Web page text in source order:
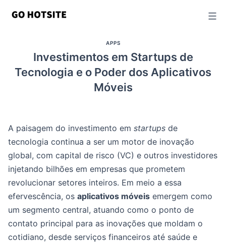
conteúdo
APPS
Investimentos em Startups de
Tecnologia e o Poder dos Aplicativos
Móveis
A paisagem do investimento em startups de
tecnologia continua a ser um motor de inovação
global, com capital de risco (VC) e outros investidores
injetando bilhões em empresas que prometem
revolucionar setores inteiros. Em meio a essa
efervescência, os aplicativos móveis emergem como
um segmento central, atuando como o ponto de
contato principal para as inovações que moldam o
cotidiano, desde serviços financeiros até saúde e